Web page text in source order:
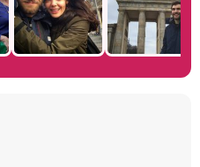
Manu Baqueiro: "Tuve como referente a Bruce Willis en 'Luz de Luna' para mi trabajo en la serie 'Perdiendo el juicio'"